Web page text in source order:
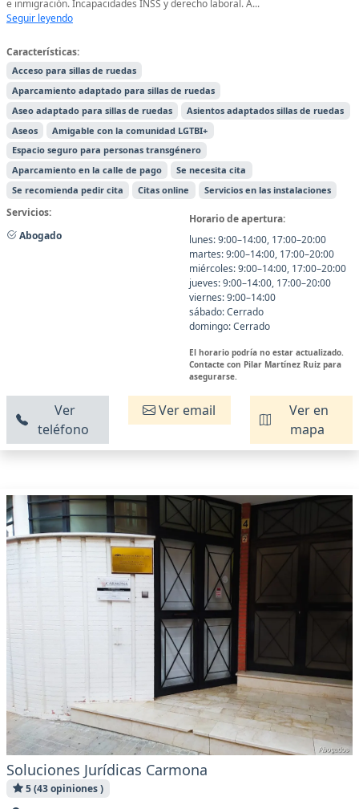
e inmigración. Incapacidades INSS y derecho laboral. A...
Seguir leyendo
Características:
Acceso para sillas de ruedas
Aparcamiento adaptado para sillas de ruedas
Aseo adaptado para sillas de ruedas
Asientos adaptados sillas de ruedas
Aseos
Amigable con la comunidad LGTBI+
Espacio seguro para personas transgénero
Aparcamiento en la calle de pago
Se necesita cita
Se recomienda pedir cita
Citas online Servicios en las instalaciones
Servicios:
Abogado
Horario de apertura:
lunes: 9:00–14:00, 17:00–20:00
martes: 9:00–14:00, 17:00–20:00
miércoles: 9:00–14:00, 17:00–20:00
jueves: 9:00–14:00, 17:00–20:00
viernes: 9:00–14:00
sábado: Cerrado
domingo: Cerrado
El horario podría no estar actualizado.
Contacte con Pilar Martínez Ruiz para
asegurarse.
Ver
teléfono
Ver email
Ver en
mapa
Soluciones Jurídicas Carmona
5 (43 opiniones )